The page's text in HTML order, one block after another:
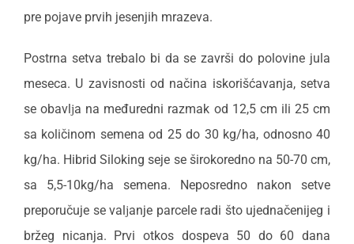
pre pojave prvih jesenjih mrazeva.
Postrna setva trebalo bi da se završi do polovine jula
meseca. U zavisnosti od načina iskorišćavanja, setva
se obavlјa na međuredni razmak od 12,5 cm ili 25 cm
sa količinom semena od 25 do 30 kg/ha, odnosno 40
kg/ha. Hibrid Siloking seje se širokoredno na 50-70 cm,
sa 5,5-10kg/ha semena. Neposredno nakon setve
preporučuje se valјanje parcele radi što ujednačenijeg i
bržeg nicanja. Prvi otkos dospeva 50 do 60 dana